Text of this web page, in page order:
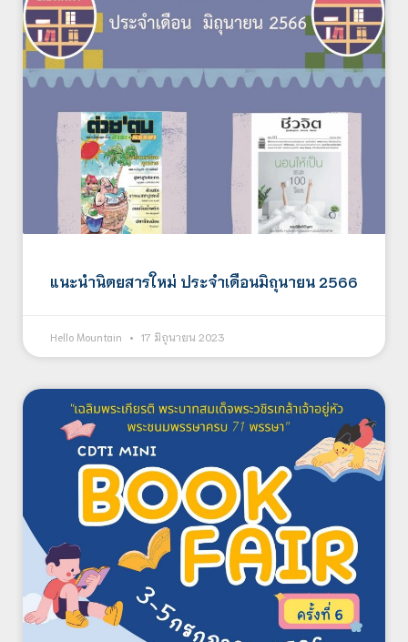
แนะนำนิตยสารใหม่ ประจำเดือนมิถุนายน 2566
Hello Mountain 17 มิถุนายน 2023